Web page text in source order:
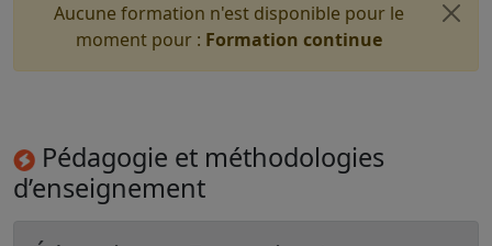
Aucune formation n'est disponible pour le
moment pour : Formation continue
Pédagogie et méthodologies
d’enseignement